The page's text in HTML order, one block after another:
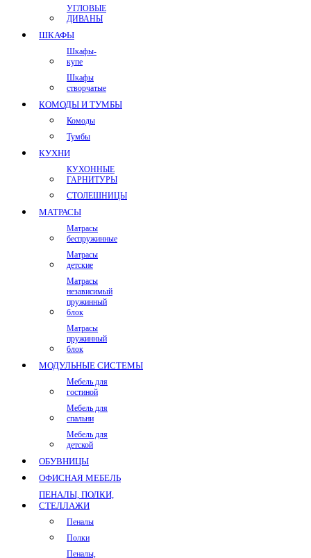
УГЛОВЫЕ
ДИВАНЫ
ШКАФЫ
Шкафы-
купе
Шкафы
створчатые
КОМОДЫ И ТУМБЫ
Комоды
Тумбы
КУХНИ
КУХОННЫЕ
ГАРНИТУРЫ
СТОЛЕШНИЦЫ
МАТРАСЫ
Матрасы
беспружинные
Матрасы
детские
Матрасы
независимый
пружинный
блок
Матрасы
пружинный
блок
МОДУЛЬНЫЕ СИСТЕМЫ
Мебель для
гостиной
Мебель для
спальни
Мебель для
детской
ОБУВНИЦЫ
ОФИСНАЯ МЕБЕЛЬ
ПЕНАЛЫ, ПОЛКИ,
СТЕЛЛАЖИ
Пеналы
Полки
Пеналы,